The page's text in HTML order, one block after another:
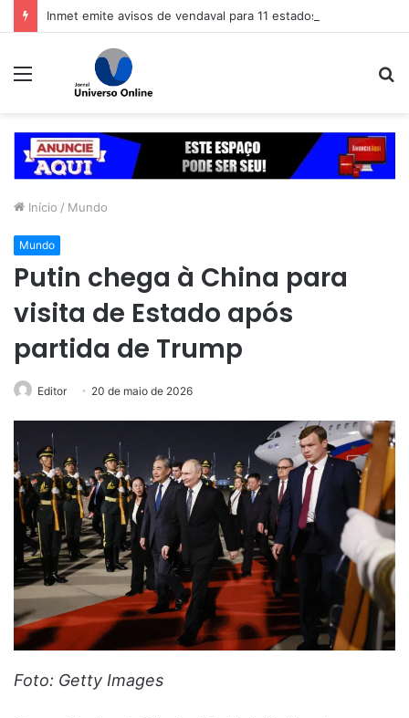
Inmet emite avisos de vendaval para 11 estados
Menu
Início / Mundo
Mundo
Putin chega à China para
visita de Estado após
partida de Trump
Editor 20 de maio de 2026
Foto: Getty Images